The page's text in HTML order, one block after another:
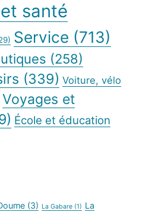
santé
Service (713)
(258)
(339) Voiture, vélo
Voyages et
École et éducation
(3) La Gabare (1) La